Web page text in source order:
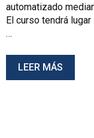
automatizado
El curso tendrá
…
LEER MÁS